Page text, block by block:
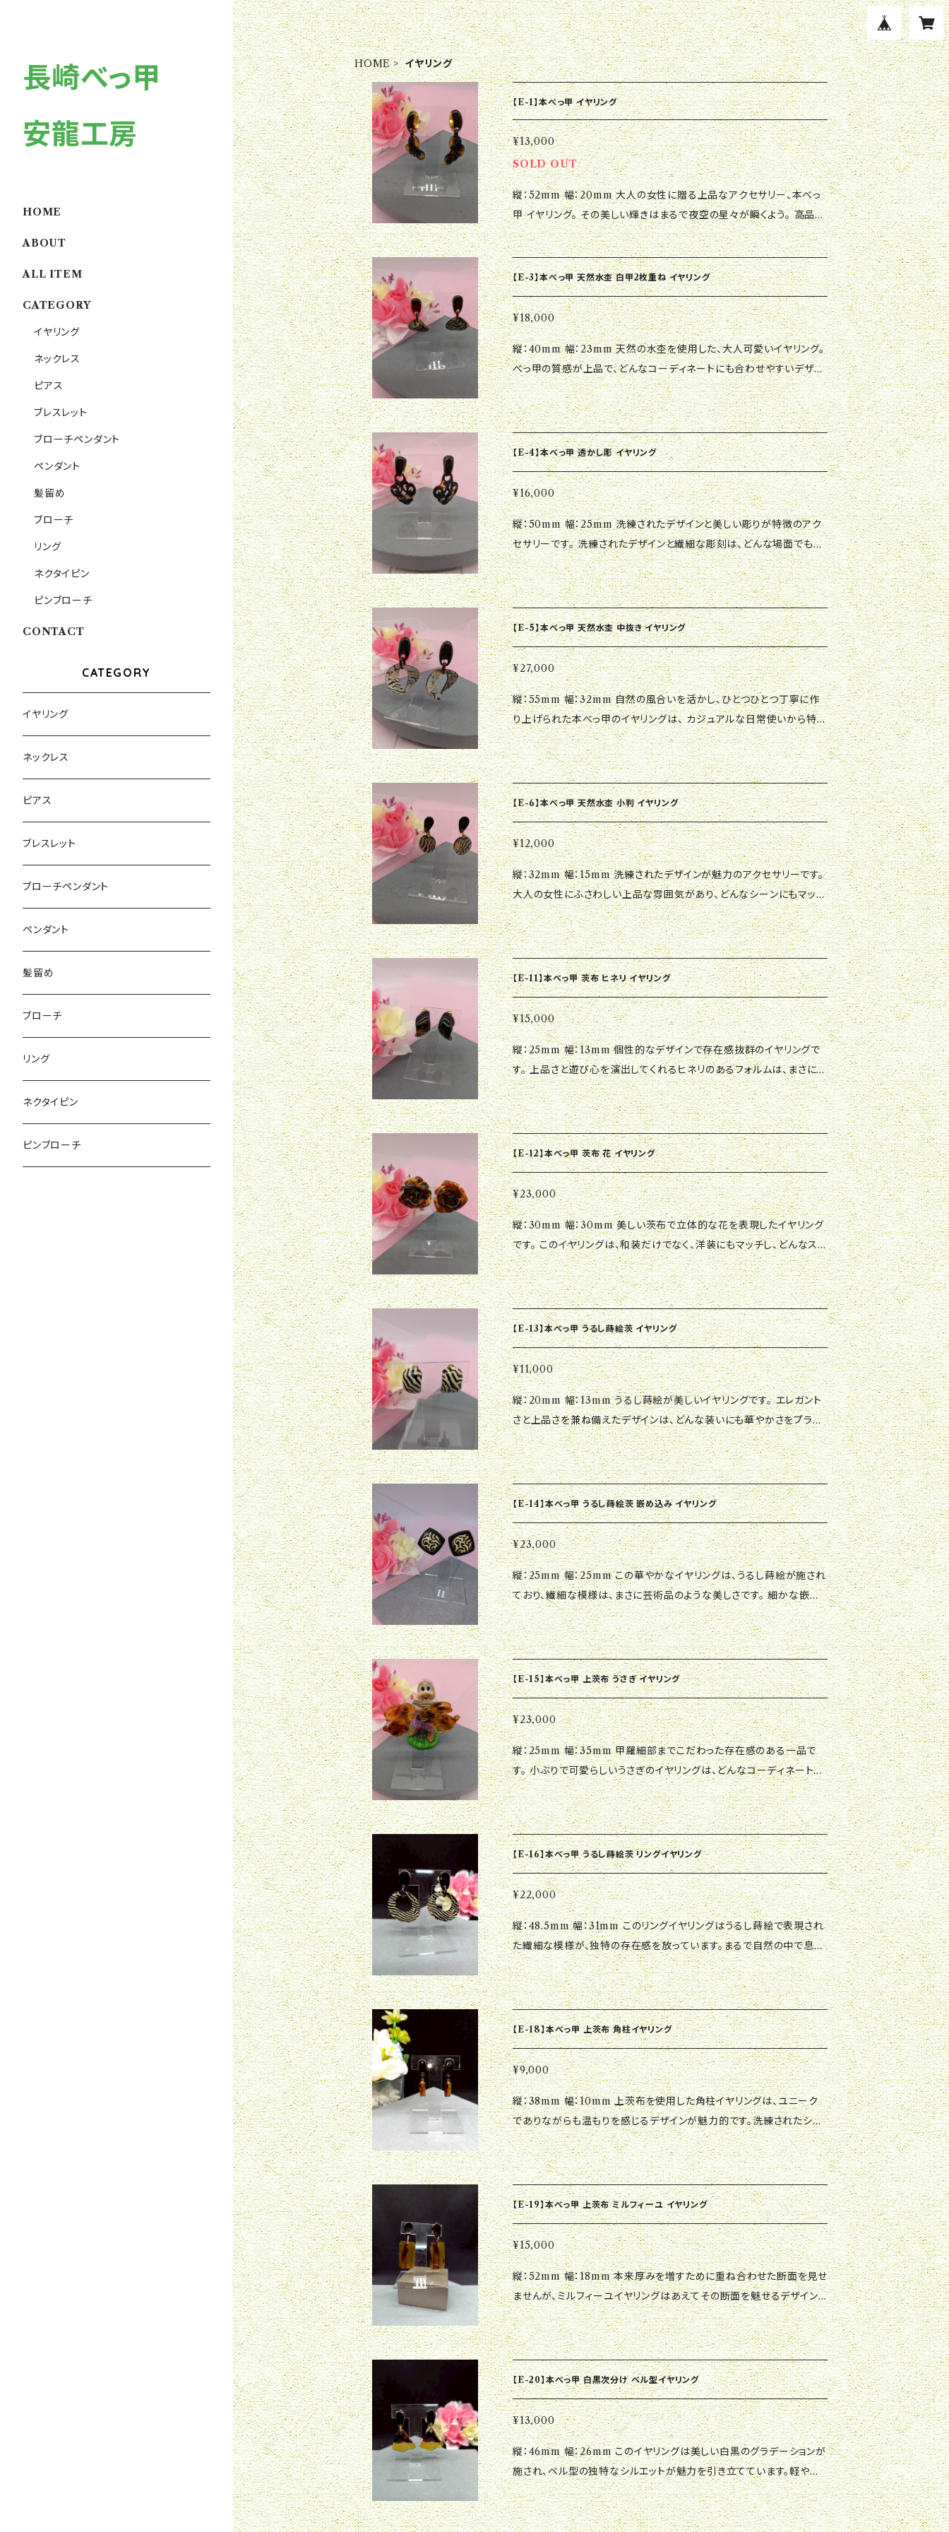
HOME イヤリング
【E-1】本べっ甲 イヤリング
¥13,000
SOLD OUT
縦：52mm 幅：20mm 大人の女性に贈る上品なアクセサリー、本べっ
甲 イヤリング。 その美しい輝きはまるで夜空の星々が瞬くよう。 高品質
な本べっ甲を使用したイヤリングは、どんなシーンでも輝きを放ちます。
洗練されたデザインは、どんなスタイルにも合う万能アイテム。 華やか
なパーティーにも、オフィスでのビジネスシーンにもぴったりです。 存在
感のある輝きが、周りの視線を引きつけることでしょう。
【E-3】本べっ甲 天然水杢 白甲2枚重ね イヤリング
¥18,000
縦：40mm 幅：23mm 天然の水杢を使用した、大人可愛いイヤリング。
べっ甲の質感が上品で、どんなコーディネートにも合わせやすいデザイ
ンで、 おしゃれを楽しみながら、手軽におしゃれ感をプラスできる一品
です。 一つ一つの色合いや模様が異なるのも魅力の一つで、ちょっとし
た個性を演出しながら、 特別感をアピールできること間違いなしです。
おしゃれで個性的なイヤリングをお求めの方にぜひおすすめです。
【E-4】本べっ甲 透かし彫 イヤリング
¥16,000
縦：50mm 幅：25mm 洗練されたデザインと美しい彫りが特徴のアク
セサリーです。 洗練されたデザインと繊細な彫刻は、どんな場面でも存
在感を放ち、おしゃれな雰囲気を醸し出します。 あなたの個性とエレガ
ントさを引き立てるため、ぜひ、特別な日や普段使いにお役立てくださ
い。
【E-5】本べっ甲 天然水杢 中抜き イヤリング
¥27,000
縦：55mm 幅：32mm 自然の風合いを活かし、ひとつひとつ丁寧に作
り上げられた本べっ甲のイヤリングは、 カジュアルな日常使いから特別
なシーンまで幅広く活躍間違いなしです。 どんなスタイルにも合わせや
すく、おしゃれな雰囲気を一瞬で演出してくれます。 ぜひ、お手元にお迎
えし、その魅力を実感してみてください。 お客様のスタイルや個性に合
わせて、おしゃれを楽しんでいただけますように。
【E-6】本べっ甲 天然水杢 小判 イヤリング
¥12,000
縦：32mm 幅：15mm 洗練されたデザインが魅力のアクセサリーです。
大人の女性にふさわしい上品な雰囲気があり、どんなシーンにもマッチ
します。 天然水杢の美しい模様が、他の人と差をつけたい方におすすめ
です。 一生物のアクセサリーとして、長く愛用していただけます。 特別な
日の演出や、普段のコーディネートに華やかさをプラスしてくれること
間違いありません。
【E-11】本べっ甲 茨布 ヒネリ イヤリング
¥15,000
縦：25mm 幅：13mm 個性的なデザインで存在感抜群のイヤリングで
す。 上品さと遊び心を演出してくれるヒネリのあるフォルムは、まさにお
しゃれ上級者向け。 お出かけやパーティーなど、特別な日にぴったりの
一品です。 このイヤリングがあなたの魅力を引き立て、自信を持って輝
けることを願っています。 ぜひ、あなただけの一輪の花として、お手元に
お迎えください。
【E-12】本べっ甲 茨布 花 イヤリング
¥23,000
縦：30mm 幅：30mm 美しい茨布で立体的な花を表現したイヤリング
です。 このイヤリングは、和装だけでなく、洋装にもマッチし、どんなスタ
イルにもアクセントを加えてくれます。 耳元に華やかさと個性をプラス
し、おしゃれ度を一段と引き立ててくれることでしょう。 ぜひ、この上品
かつユニークなイヤリングを身に着けて、日本の美しい文化を感じてく
ださい。
【E-13】本べっ甲 うるし蒔絵茨 イヤリング
¥11,000
縦：20mm 幅：13mm うるし蒔絵が美しいイヤリングです。 エレガント
さと上品さを兼ね備えたデザインは、どんな装いにも華やかさをプラス
してくれます。 耳元で揺れる姿は、女性らしい優雅さを引き立てます。
このイヤリングは、普段使いから特別なシーンまで幅広く活躍してくれ
ます。 上品さを引き立てるだけでなく、個性的なデザインはまるでアー
ト作品のよう。 人とは一線を画したおしゃれを楽しむことができます。
【E-14】本べっ甲 うるし蒔絵茨 嵌め込み イヤリング
¥23,000
縦：25mm 幅：25mm この華やかなイヤリングは、うるし蒔絵が施され
ており、繊細な模様は、まさに芸術品のような美しさです。 細かな嵌め
込み技法によって、風情ある和装にはもちろん、 洋装をも格上げするア
クセントアイテムとしてもおすすめです。 この特別なイヤリングは、あな
たの晴れやかな日の演出や特別な場面にふさわしい存在となるでしょ
う。 他の人と差をつけたい時や、自分へのご褒美としても最適です。
【E-15】本べっ甲 上茨布 うさぎ イヤリング
¥23,000
縦：25mm 幅：35mm 甲羅細部までこだわった存在感のある一品で
す。 小ぶりで可愛らしいうさぎのイヤリングは、どんなコーディネートに
もぴったりマッチしてくれます。 べっ甲の風合いとうさぎのアクセントが
相まって、お洒落な印象を演出します。 べっ甲の温かみとうさぎの可愛
さを感じながら、日常に華を添えてくれることでしょう。
【E-16】本べっ甲 うるし蒔絵茨 リングイヤリング
¥22,000
縦：48.5mm 幅：31mm このリングイヤリングはうるし蒔絵で表現され
た繊細な模様が、独特の存在感を放っています。まるで自然の中で息づ
くようなエレガンスが、あなたの耳元に特別な輝きを与えます。 特別な
日のおしゃれにはもちろん、カジュアルなスタイルにも気軽に取り入れ
られるデザインです。どんな装いにも華やかなアクセントを加え、あなた
の個性を一層引き立てることでしょう。ぜひ、この魅力的なリングイヤリ
ングと共に、特別な瞬間をお楽しみください！
【E-18】本べっ甲 上茨布 角柱イヤリング
¥9,000
縦：38mm 幅：10mm 上茨布を使用した角柱イヤリングは、ユニーク
でありながらも温もりを感じるデザインが魅力的です。洗練されたシル
エットが、着用者の個性を引き立て、どんなスタイルにも自然に調和し
ます。 特別な場面でのアクセントとしてはもちろん、日常のカジュアル
スタイルにも上品さをプラスするアイテムとして幅広くお使いいただけ
ます。毎日のコーディネートに新たな魅力を加えるために、この美しいイ
ヤリングをぜひお試しください！
【E-19】本べっ甲 上茨布 ミルフィーユ イヤリング
¥15,000
縦：52mm 幅：18mm 本来厚みを増すために重ね合わせた断面を見せ
ませんが、ミルフィーユイヤリングはあえてその断面を魅せるデザイン
を採用しています。この断面を美しく見せる技術は弊社だけの技術で
す。 特別な日のおしゃれにはもちろん、カジュアルな日常のスタイルに
も気軽に取り入れられる優れたデザインです。どんな装いにも華やかな
アクセントを加え、あなたの個性を一層引き立てることでしょう。ぜひ、
この魅力的なイヤリングと共に、特別な瞬間をお楽しみください！
【E-20】本べっ甲 白黒次分け ベル型イヤリング
¥13,000
縦：46mm 幅：26mm このイヤリングは美しい白黒のグラデーションが
施され、ベル型の独特なシルエットが魅力を引き立てています。軽やか
な印象を与えつつ、しっかりとした存在感を持つデザインは、どんなシ
ーンにもぴったりです。 特別な日のおしゃれにはもちろん、カジュアル
長崎べっ甲
安龍工房
HOME
ABOUT
ALL ITEM
CATEGORY
イヤリング
ネックレス
ピアス
ブレスレット
ブローチペンダント
ペンダント
髪留め
ブローチ
リング
ネクタイピン
ピンブローチ
CONTACT
CATEGORY
イヤリング
ネックレス
ピアス
ブレスレット
ブローチペンダント
ペンダント
髪留め
ブローチ
リング
ネクタイピン
ピンブローチ